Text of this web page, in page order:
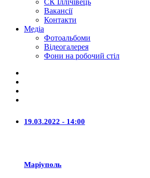
СК Іллічівець
Вакансії
Контакти
Медіа
Фотоальбоми
Відеогалерея
Фони на робочий стіл
19.03.2022 - 14:00
Маріуполь